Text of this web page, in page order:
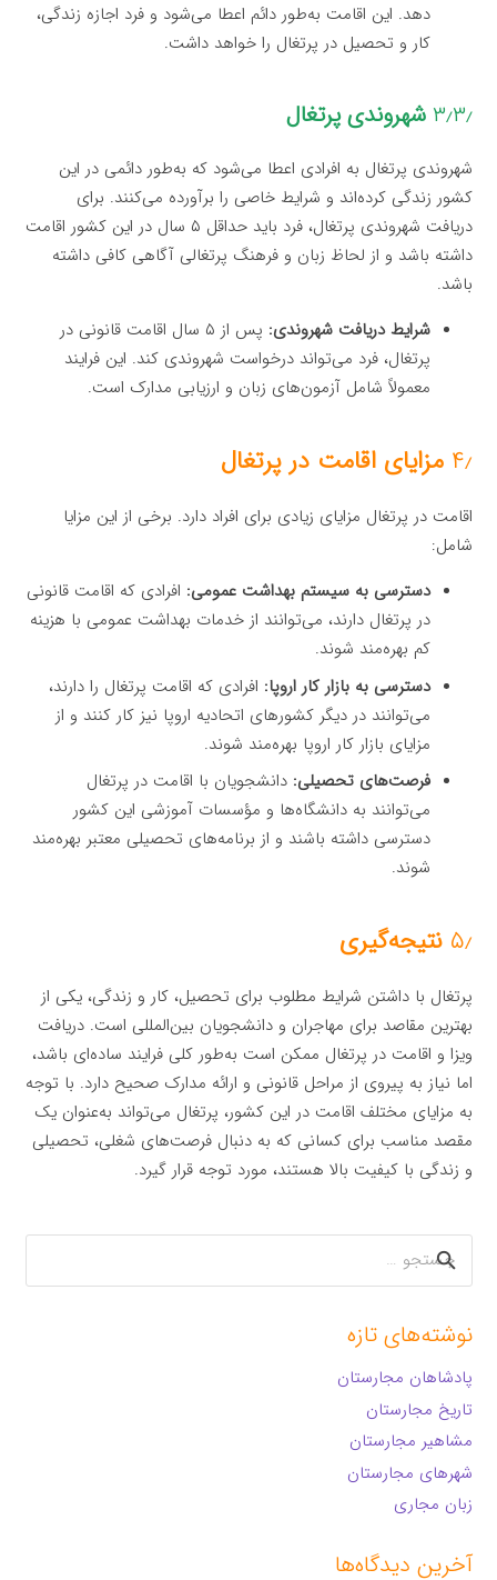
دهد. این اقامت به‌طور دائم اعطا می‌شود و فرد اجازه زندگی،
کار و تحصیل در پرتغال را خواهد داشت.
۳٫۳٫ شهروندی پرتغال
شهروندی پرتغال به افرادی اعطا می‌شود که به‌طور دائمی در این
کشور زندگی کرده‌اند و شرایط خاصی را برآورده می‌کنند. برای
دریافت شهروندی پرتغال، فرد باید حداقل ۵ سال در این کشور اقامت
داشته باشد و از لحاظ زبان و فرهنگ پرتغالی آگاهی کافی داشته
باشد.
شرایط دریافت شهروندی:
پس از ۵ سال اقامت قانونی در
پرتغال، فرد می‌تواند درخواست شهروندی کند. این فرایند
معمولاً شامل آزمون‌های زبان و ارزیابی مدارک است.
۴٫ مزایای اقامت در پرتغال
اقامت در پرتغال مزایای زیادی برای افراد دارد. برخی از این مزایا
شامل:
دسترسی به سیستم بهداشت عمومی: افرادی که اقامت قانونی
در پرتغال دارند، می‌توانند از خدمات بهداشت عمومی با هزینه
کم بهره‌مند شوند.
دسترسی به بازار کار اروپا: افرادی که اقامت پرتغال را دارند،
می‌توانند در دیگر کشورهای اتحادیه اروپا نیز کار کنند و از
مزایای بازار کار اروپا بهره‌مند شوند.
فرصت‌های تحصیلی: دانشجویان با اقامت در پرتغال
می‌توانند به دانشگاه‌ها و مؤسسات آموزشی این کشور
دسترسی داشته باشند و از برنامه‌های تحصیلی معتبر بهره‌مند
شوند.
۵٫ نتیجه‌گیری
پرتغال با داشتن شرایط مطلوب برای تحصیل، کار و زندگی، یکی از
بهترین مقاصد برای مهاجران و دانشجویان بین‌المللی است. دریافت
ویزا و اقامت در پرتغال ممکن است به‌طور کلی فرایند ساده‌ای باشد،
اما نیاز به پیروی از مراحل قانونی و ارائه مدارک صحیح دارد. با توجه
به مزایای مختلف اقامت در این کشور، پرتغال می‌تواند به‌عنوان یک
مقصد مناسب برای کسانی که به دنبال فرصت‌های شغلی، تحصیلی
و زندگی با کیفیت بالا هستند، مورد توجه قرار گیرد.
جستجو
برای:
نوشته‌های تازه
پادشاهان مجارستان
تاریخ مجارستان
مشاهیر مجارستان
شهرهای مجارستان
زبان مجاری
آخرین دیدگاه‌ها